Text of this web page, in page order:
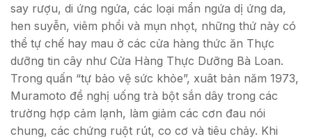
say rượu, di ứng ngứa, các loại mẩn ngứa dị ứng da,
hen suyễn, viêm phổi và mụn nhọt, những thứ này có
thể tự chế hay mau ở các cửa hàng thức ăn Thực
dưỡng tin cây như Cửa Hàng Thực Dưỡng Bà Loan.
Trong quấn “tự bảo vệ sức khỏe”, xuât bản năm 1973,
Muramoto đề nghị uống trà bột sắn dây trong các
trường hợp cảm lạnh, làm giảm các cơn đau nói
chung, các chứng ruột rút, co cơ và tiêu chảy. Khi